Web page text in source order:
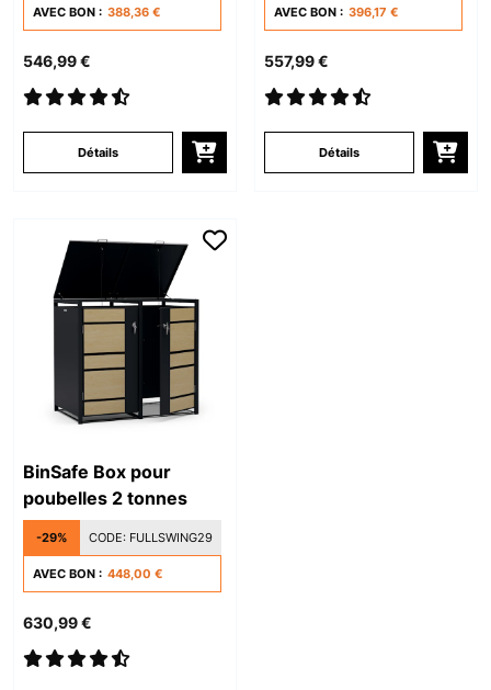
AVEC BON : 388,36 €
546,99 €
Détails
verrouillable,
galvanisé
AVEC BON : 396,17 €
557,99 €
Détails
BinSafe Box pour
poubelles 2 tonnes
-29% CODE: FULLSWING29
AVEC BON : 448,00 €
630,99 €